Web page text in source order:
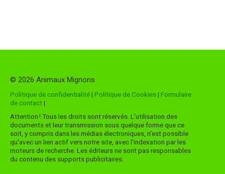
© 2026 Animaux Mignons
Politique de confidentialité| Politique de Cookies| Formulaire
de contact|
Attention ! Tous les droits sont réservés. L’utilisation des
documents et leur transmission sous quelque forme que ce
soit, y compris dans les médias électroniques, n'est possible
qu'avec un lien actif vers notre site, avec l'indexation par les
moteurs de recherche. Les éditeurs ne sont pas responsables
du contenu des supports publicitaires.